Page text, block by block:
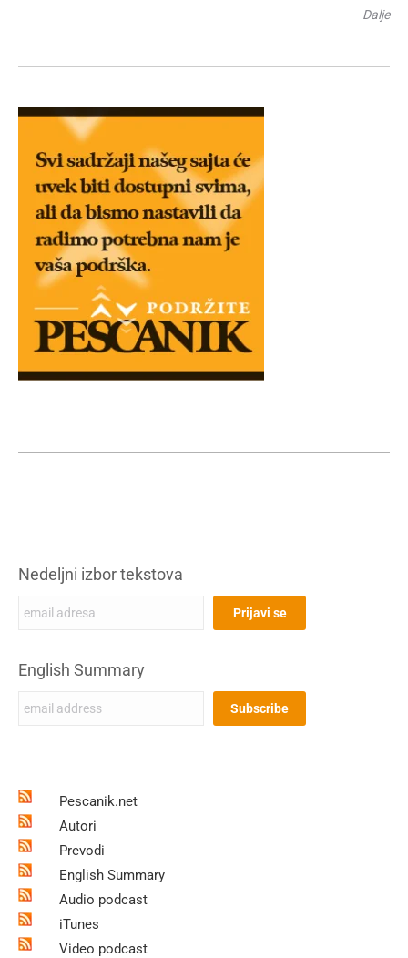
Dalje
Nedeljni izbor tekstova
English Summary
Pescanik.net
Autori
Prevodi
English Summary
Audio podcast
iTunes
Video podcast